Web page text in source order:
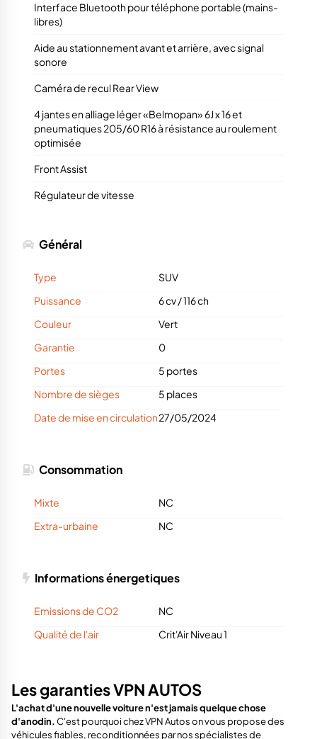
Interface Bluetooth pour téléphone portable (mains-
libres)
Aide au stationnement avant et arrière, avec signal
sonore
Caméra de recul Rear View
4 jantes en alliage léger «Belmopan» 6J x 16 et
pneumatiques 205/60 R16 à résistance au roulement
optimisée
Front Assist
Régulateur de vitesse
Général
Type
SUV
Puissance
6 cv/116 ch
Couleur
Vert
Garantie
0
Portes
5 portes
Nombre de sièges
5 places
Date de mise en circulation27/05/2024
Consommation
Mixte
NC
Extra-urbaine
NC
Informations énergetiques
Emissions de CO2
NC
Qualité de l'air
Crit'Air Niveau 1
Les garanties VPN AUTOS
L'achat d'une nouvelle voiture n'est jamais quelque chose
d'anodin.C'est pourquoi chez VPN Autos on vous propose des
véhicules fiables, reconditionnées par nos spécialistes de